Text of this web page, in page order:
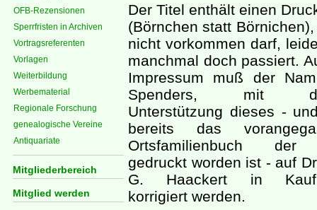
OFB-Rezensionen
Sperrfristen in Archiven
Vortragsreferenten
Vorlagen
Weiterbildung
Werbematerial
Regionale Forschung
genealogische Vereine
Antiquariate
Mitgliederbereich
Mitglied werden
Der Titel enthält einen
(Börnchen statt
nicht vorkommen darf,
manchmal doch passiert.
Impressum muß der
Spenders, mit
Unterstützung dieses -
bereits das
Ortsfamilienbuch der
gedruckt worden ist - auf
G. Haackert in
korrigiert werden.